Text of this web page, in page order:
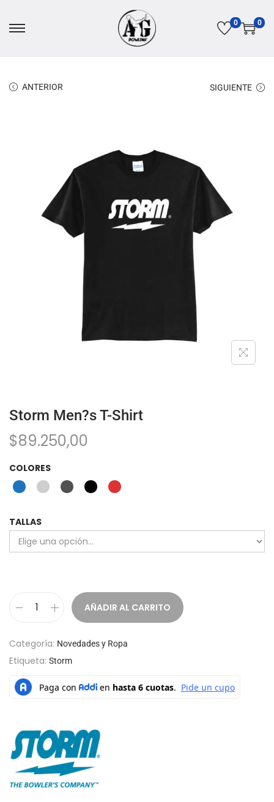
0 0
ANTERIOR SIGUIENTE
Storm Men?s T-Shirt
$89.250,00
COLORES
TALLAS
AÑADIR AL CARRITO
Categoría: Novedades y Ropa
Etiqueta: Storm